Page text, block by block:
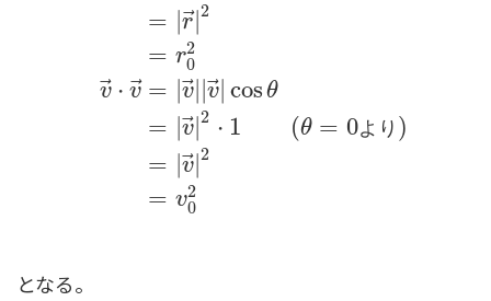
v ⃗⋅ v⃗
=
r⃗
| 2
= r2
0
= v| v| cos θ
= v ⃗
| 2 ⋅ 1 (θ = 0よ り )
=
v ⃗
| 2
= v2
0
→ → r →| r→ cos
となる。